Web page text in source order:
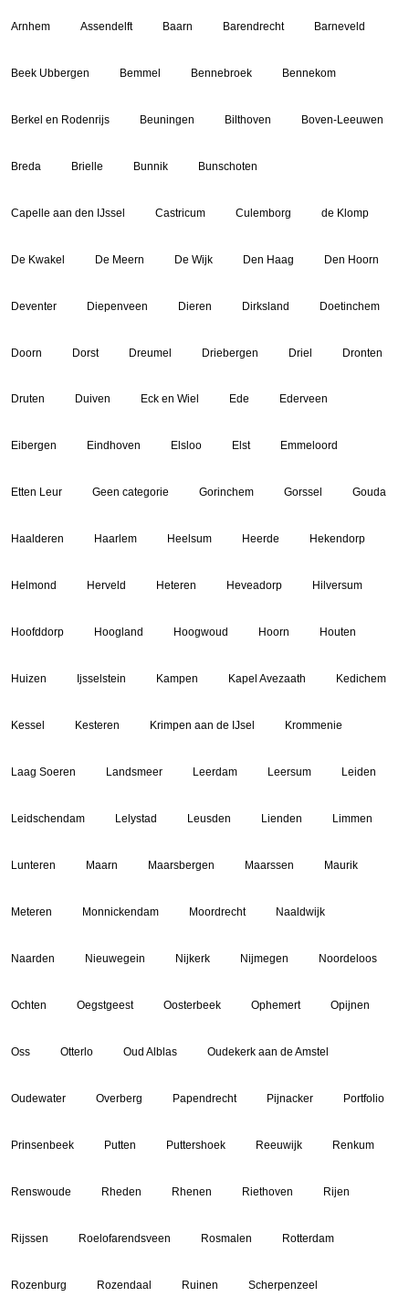
Arnhem Assendelft Baarn Barendrecht Barneveld
Beek Ubbergen Bemmel Bennebroek Bennekom
Berkel en Rodenrijs Beuningen Bilthoven Boven-Leeuwen
Breda Brielle Bunnik Bunschoten
Capelle aan den IJssel Castricum Culemborg de Klomp
De Kwakel De Meern De Wijk Den Haag Den Hoorn
Deventer Diepenveen Dieren Dirksland Doetinchem
Doorn Dorst Dreumel Driebergen Driel Dronten
Druten Duiven Eck en Wiel Ede Ederveen
Eibergen Eindhoven Elsloo Elst Emmeloord
Etten Leur Geen categorie Gorinchem Gorssel Gouda
Haalderen Haarlem Heelsum Heerde Hekendorp
Helmond Herveld Heteren Heveadorp Hilversum
Hoofddorp Hoogland Hoogwoud Hoorn Houten
Huizen Ijsselstein Kampen Kapel Avezaath Kedichem
Kessel Kesteren Krimpen aan de IJsel Krommenie
Laag Soeren Landsmeer Leerdam Leersum Leiden
Leidschendam Lelystad Leusden Lienden Limmen
Lunteren Maarn Maarsbergen Maarssen Maurik
Meteren Monnickendam Moordrecht Naaldwijk
Naarden Nieuwegein Nijkerk Nijmegen Noordeloos
Ochten Oegstgeest Oosterbeek Ophemert Opijnen
Oss Otterlo Oud Alblas Oudekerk aan de Amstel
Oudewater Overberg Papendrecht Pijnacker Portfolio
Prinsenbeek Putten Puttershoek Reeuwijk Renkum
Renswoude Rheden Rhenen Riethoven Rijen
Rijssen Roelofarendsveen Rosmalen Rotterdam
Rozenburg Rozendaal Ruinen Scherpenzeel